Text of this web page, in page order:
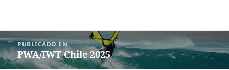
Navegación
de
entradas
PUBLICADO EN
PWA/IWT Chile 2025